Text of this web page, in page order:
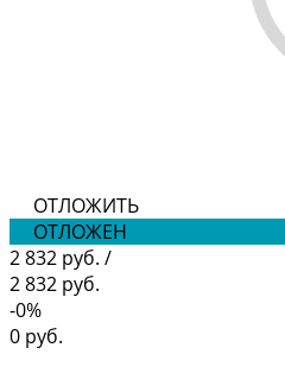
ОТЛОЖИТЬ
ОТЛОЖЕН
2 832 руб. /
2 832 руб.
-0%
0 руб.